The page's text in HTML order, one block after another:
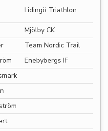
Lidingö Triathlon
Mjölby CK
Team Nordic Trail
Enebybergs IF